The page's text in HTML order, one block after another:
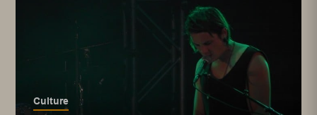
Culture